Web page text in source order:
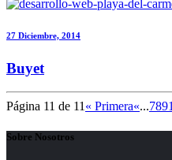
27 Diciembre, 2014
Buyet
Página 11 de 11 « Primera«...789
Sobre Nosotros